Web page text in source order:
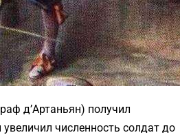
д’Артаньян) получил
численность солдат до